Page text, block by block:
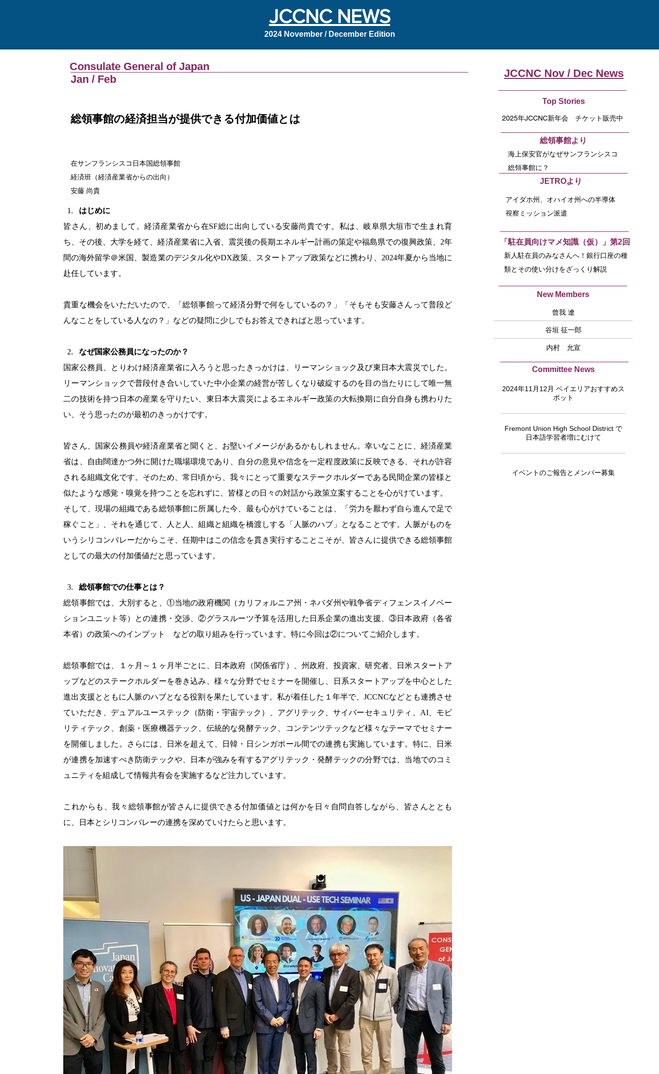
JCCNC NEWS
2024 November / December Edition
Consulate General of Japan
Jan / Feb
総領事館の経済担当が提供できる付加価値とは
在サンフランシスコ日本国総領事館
経済班（経済産業省からの出向）
安藤 尚貴
はじめに
皆さん、初めまして。経済産業省から在SF総に出向している安藤尚貴です。私は、岐阜県大垣市で生まれ育
ち、その後、大学を経て、経済産業省に入省、震災後の長期エネルギー計画の策定や福島県での復興政策、2年
間の海外留学＠米国、製造業のデジタル化やDX政策、スタートアップ政策などに携わり、2024年夏から当地に
赴任しています。
貴重な機会をいただいたので、「総領事館って経済分野で何をしているの？」「そもそも安藤さんって普段ど
んなことをしている人なの？」などの疑問に少しでもお答えできればと思っています。
なぜ国家公務員になったのか？
国家公務員、とりわけ経済産業省に入ろうと思ったきっかけは、リーマンショック及び東日本大震災でした。
リーマンショックで普段付き合いしていた中小企業の経営が苦しくなり破綻するのを目の当たりにして唯一無
二の技術を持つ日本の産業を守りたい、東日本大震災によるエネルギー政策の大転換期に自分自身も携わりた
い、そう思ったのが最初のきっかけです。
皆さん、国家公務員や経済産業省と聞くと、お堅いイメージがあるかもしれません。幸いなことに、経済産業
省は、自由闊達かつ外に開けた職場環境であり、自分の意見や信念を一定程度政策に反映できる、それが許容
される組織文化です。そのため、常日頃から、我々にとって重要なステークホルダーである民間企業の皆様と
似たような感覚・嗅覚を持つことを忘れずに、皆様との日々の対話から政策立案することを心がけています。
そして、現場の組織である総領事館に所属した今、最も心がけていることは、「労力を厭わず自ら進んで足で
稼ぐこと」、それを通じて、人と人、組織と組織を橋渡しする「人脈のハブ」となることです。人脈がものを
いうシリコンバレーだからこそ、任期中はこの信念を貫き実行することこそが、皆さんに提供できる総領事館
としての最大の付加価値だと思っています。
総領事館での仕事とは？
総領事館では、大別すると、①当地の政府機関（カリフォルニア州・ネバダ州や戦争省ディフェンスイノベー
ションユニット等）との連携・交渉、②グラスルーツ予算を活用した日系企業の進出支援、③日本政府（各省
本省）の政策へのインプット　などの取り組みを行っています。特に今回は②についてご紹介します。
総領事館では、１ヶ月～１ヶ月半ごとに、日本政府（関係省庁）、州政府、投資家、研究者、日米スタートア
ップなどのステークホルダーを巻き込み、様々な分野でセミナーを開催し、日系スタートアップを中心とした
進出支援とともに人脈のハブとなる役割を果たしています。私が着任した１年半で、JCCNCなどとも連携させ
ていただき、デュアルユーステック（防衛・宇宙テック）、アグリテック、サイバーセキュリティ、AI、モビ
リティテック、創薬・医療機器テック、伝統的な発酵テック、コンテンツテックなど様々なテーマでセミナー
を開催しました。さらには、日米を超えて、日韓・日シンガポール間での連携も実施しています。特に、日米
が連携を加速すべき防衛テックや、日本が強みを有するアグリテック・発酵テックの分野では、当地でのコミ
ュニティを組成して情報共有会を実施するなど注力しています。
これからも、我々総領事館が皆さんに提供できる付加価値とは何かを日々自問自答しながら、皆さんととも
に、日本とシリコンバレーの連携を深めていけたらと思います。
JCCNC Nov / Dec News
Top Stories
2025年JCCNC新年会 チケット販売中
「駐在員向けマメ知識（仮）」第2回
新人駐在員のみなさんへ！銀行口座の種
類とその使い分けをざっくり解説
New Members
曾我 遼
谷垣 征一郎
内村 允宣
Committee News
2024年11月12月 ベイエリアおすすめス
ポット
Fremont Union High School District で
日本語学習者増にむけて
イベントのご報告とメンバー募集
​総領事館より
海上保安官がなぜサンフランシスコ
総領事館に？
​JETROより
アイダホ州、オハイオ州への半導体
視察ミッション派遣